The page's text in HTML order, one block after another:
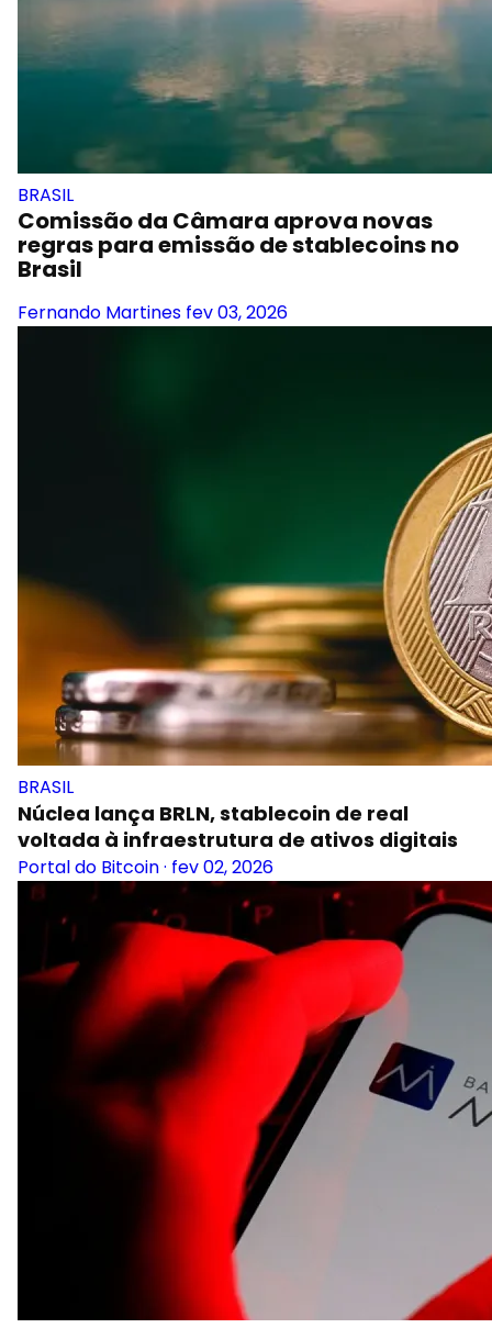
BRASIL
Comissão da Câmara aprova novas
regras para emissão de stablecoins no
Brasil
Fernando Martines fev 03, 2026
BRASIL
Núclea lança BRLN, stablecoin de real
voltada à infraestrutura de ativos digitais
Portal do Bitcoin· fev 02, 2026